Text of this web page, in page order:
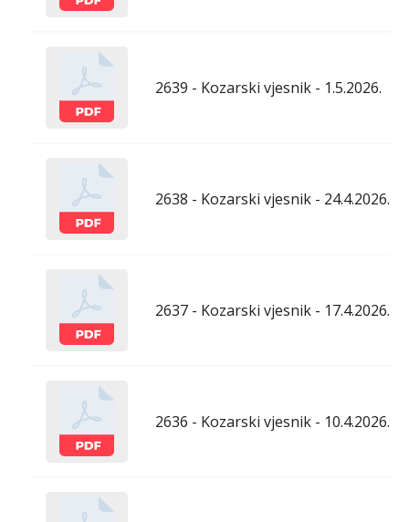
2639 - Kozarski vjesnik - 1.5.2026.
2638 - Kozarski vjesnik - 24.4.2026.
2637 - Kozarski vjesnik - 17.4.2026.
2636 - Kozarski vjesnik - 10.4.2026.